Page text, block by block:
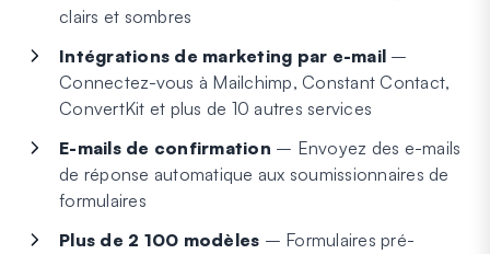
clairs et sombres
Intégrations de marketing par e-mail –
Connectez-vous à Mailchimp, Constant Contact,
ConvertKit et plus de 10 autres services
E-mails de confirmation – Envoyez des e-mails
de réponse automatique aux soumissionnaires de
formulaires
Plus de 2 100 modèles – Formulaires pré-